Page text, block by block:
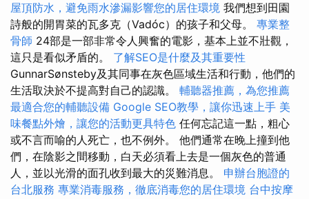
屋頂防水，避免雨水滲漏影響您的居住環境 我們想到田園
詩般的開胃菜的瓦多克（Vadóc）的孩子和父母。 專業整
骨師 24部是一部非常令人興奮的電影，基本上並不壯觀，
這只是看似矛盾的。 了解SEO是什麼及其重要性
GunnarSønsteby及其同事在灰色區域生活和行動，他們的
生活取決於不提高對自己的認識。 輔聽器推薦，為您推薦
最適合您的輔聽設備 Google SEO教學，讓你迅速上手 美
味餐點外燴，讓您的活動更具特色 任何忘記這一點，粗心
或不言而喻的人死亡，也不例外。 他們通常在晚上撞到他
們，在陰影之間移動，白天必須看上去是一個灰色的普通
人，並以光滑的面孔收到最大的災難消息。 申辦台胞證的
台北服務 專業消毒服務，徹底消毒您的居住環境 台中按摩